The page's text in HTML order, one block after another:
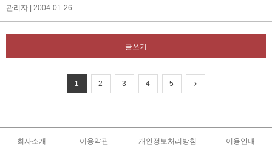
관리자
| 2004-01-26
글쓰기
1 2 3 4 5
회사소개 이용약관 개인정보처리방침 이용안내